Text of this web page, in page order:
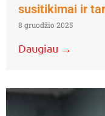
susitikimai ir
8 gruodžio 2025
Daugiau →